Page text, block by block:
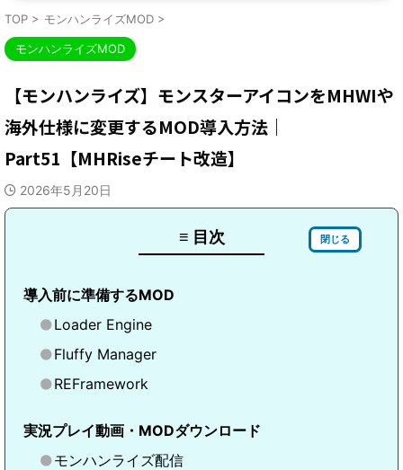
TOP > モンハンライズMOD >
モンハンライズMOD
【モンハンライズ】モンスターアイコンをMHWIや
海外仕様に変更するMOD導入方法｜
Part51【MHRiseチート改造】
2026年5月20日
≡ 目次 閉じる
導入前に準備するMOD
Loader Engine
Fluffy Manager
REFramework
実況プレイ動画・MODダウンロード
モンハンライズ配信